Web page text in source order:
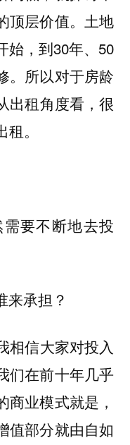
顶层价值。土地
始，到30年、50
。所以对于房龄
出租角度看，很
。
要不断地去投
来承担？
相信大家对投入
们在前十年几乎
业模式就是，
值部分就由自如